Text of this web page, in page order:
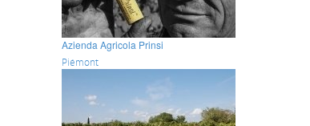
Azienda Agricola Prinsi
Piémont